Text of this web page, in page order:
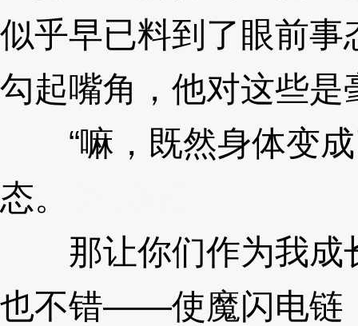
似乎早已料到了眼前
勾起嘴角，他对这些是
“嘛，既然身体变成
态。
那让你们作为我成
也不错——使魔闪电链